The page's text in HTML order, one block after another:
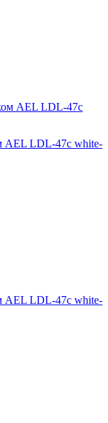
AEL LDL-47c white-
AEL LDL-47c white-